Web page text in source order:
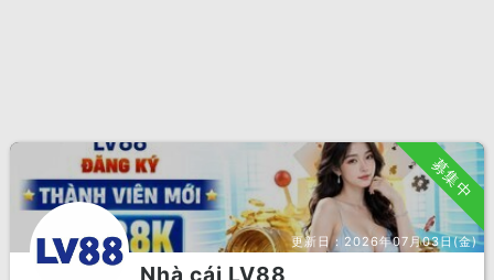
募集中
更新日：2026年07月03日(金)
Nhà cái LV88